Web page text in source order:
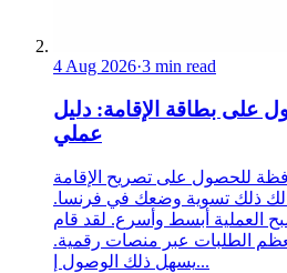
4 Aug 2026·3 min read
على بطاقة الإقامة: دليل
عملي
للحصول على تصريح الإقامة
ذلك تسوية وضعك في فرنسا.
العملية أبسط وأسرع. لقد قام
معظم الطلبات عبر منصات رقمية.
يسهل ذلك الوصول إ...